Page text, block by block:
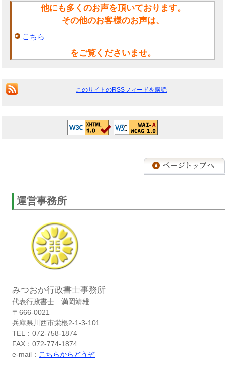
他にも多くのお声を頂いております。
その他のお客様のお声は、
こちら
をご覧くださいませ。
このサイトのRSSフィードを購読
運営事務所
みつおか行政書士事務所
代表行政書士 満岡靖雄
〒666-0021
兵庫県川西市栄根2-1-3-101
TEL：072-758-1874
FAX：072-774-1874
e-mail： こちらからどうぞ